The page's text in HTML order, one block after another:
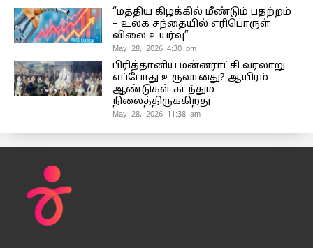
“மத்திய கிழக்கில் மீண்டும் பதற்றம்
– உலக சந்தையில் எரிபொருள்
விலை உயர்வு”
May 28, 2026 4:30 pm
பிரித்தானிய மன்னராட்சி வரலாறு
எப்போது உருவானது? ஆயிரம்
ஆண்டுகள் கடந்தும்
நிலைத்திருக்கிறது
May 28, 2026 11:38 am